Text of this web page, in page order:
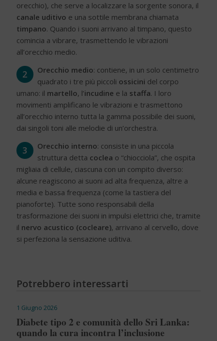
orecchio), che serve a localizzare la sorgente sonora, il
canale uditivo e una sottile membrana chiamata
timpano. Quando i suoni arrivano al timpano, questo
comincia a vibrare, trasmettendo le vibrazioni
all’orecchio medio.
2 Orecchio medio: contiene, in un solo centimetro
quadrato i tre più piccoli ossicini del corpo
umano: il martello, l’incudine e la staffa. I loro
movimenti amplificano le vibrazioni e trasmettono
all’orecchio interno tutta la gamma possibile dei suoni,
dai singoli toni alle melodie di un’orchestra.
3 Orecchio interno: consiste in una piccola
struttura detta coclea o “chiocciola”, che ospita
migliaia di cellule, ciascuna con un compito diverso:
alcune reagiscono ai suoni ad alta frequenza, altre a
media e bassa frequenza (come la tastiera del
pianoforte). Tutte sono responsabili della
trasformazione dei suoni in impulsi elettrici che, tramite
il nervo acustico (cocleare), arrivano al cervello, dove
si perfeziona la sensazione uditiva.
Potrebbero interessarti
1 Giugno 2026
Diabete tipo 2 e comunità dello Sri Lanka:
quando la cura incontra l’inclusione